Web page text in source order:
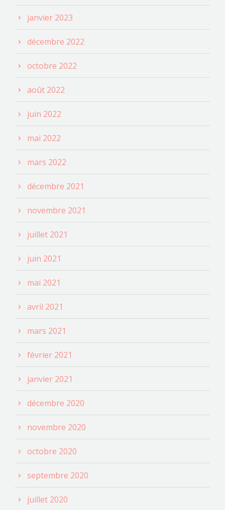
janvier 2023
décembre 2022
octobre 2022
août 2022
juin 2022
mai 2022
mars 2022
décembre 2021
novembre 2021
juillet 2021
juin 2021
mai 2021
avril 2021
mars 2021
février 2021
janvier 2021
décembre 2020
novembre 2020
octobre 2020
septembre 2020
juillet 2020